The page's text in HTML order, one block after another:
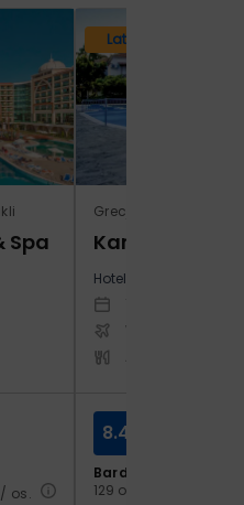
Spa
os.
Lato 2026
Grecja / Samos /
Kampos
Hotel:
Warszawa -
Bardzo dobry
129 opinii
8.4